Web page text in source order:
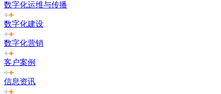
数字化运维与传播
数字化建设
数字化营销
客户案例
信息资讯